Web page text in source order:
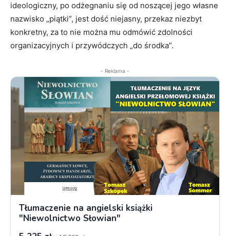
ideologiczny, po odżegnaniu się od noszącej jego własne
nazwisko „piątki”, jest dość niejasny, przekaz niezbyt
konkretny, za to nie można mu odmówić zdolności
organizacyjnych i przywódczych „do środka”.
- Reklama -